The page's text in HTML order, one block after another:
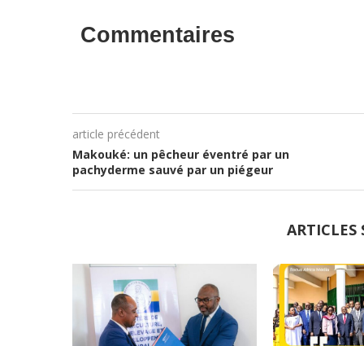
Commentaires
article précédent
Makouké: un pêcheur éventré par un
pachyderme sauvé par un piégeur
ARTICLES